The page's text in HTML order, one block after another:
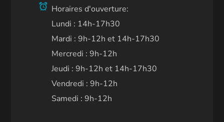
Horaires d'ouverture:
Lundi : 14h-17h30
Mardi : 9h-12h et 14h-17h30
Mercredi : 9h-12h
Jeudi : 9h-12h et 14h-17h30
Vendredi : 9h-12h
Samedi : 9h-12h